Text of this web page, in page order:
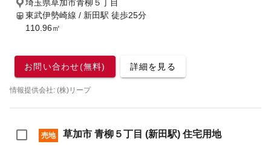
埼玉県草加市青柳５丁目
東武伊勢崎線 / 新田駅 徒歩25分
110.96㎡
お問い合わせ(無料) 詳細を見る
情報提供会社: (株)リープ
売地 草加市 青柳５丁目 (新田駅) 住宅用地